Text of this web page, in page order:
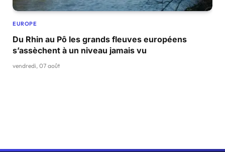
EUROPE
Du Rhin au Pô les grands fleuves européens
s’assèchent à un niveau jamais vu
vendredi, 07 août